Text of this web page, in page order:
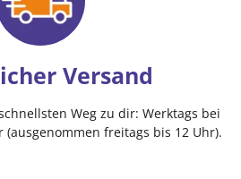
Versand
Weg zu dir: Werktags bei
(ausgenommen freitags bis 12 Uhr).